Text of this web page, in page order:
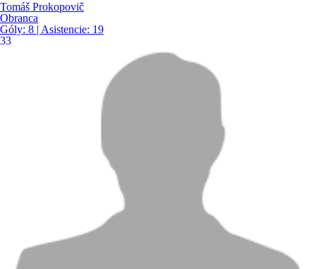
Tomáš Prokopovič
Obranca
Góly: 8 | Asistencie: 19
33